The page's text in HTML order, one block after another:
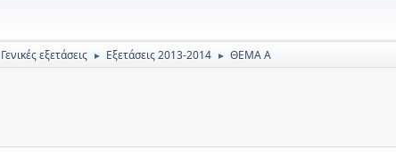
Γενικές εξετάσεις ► Εξετάσεις 2013-2014 ► ΘΕΜΑ Α